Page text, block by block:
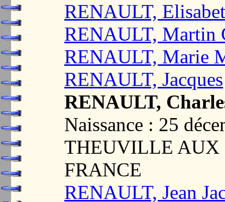
RENAULT,
RENAULT, Martin
RENAULT, Marie
RENAULT, Jacques
RENAULT,
Naissance : 25
THEUVILLE AUX
FRANCE
RENAULT, Jean